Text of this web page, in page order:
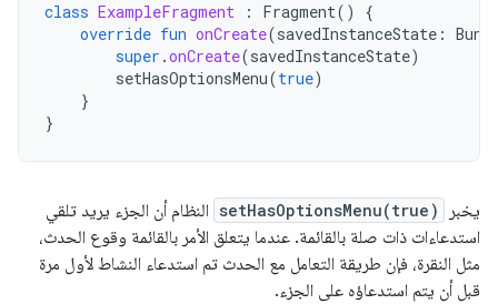
class ExampleFragment : Fragment()
{
override fun onCreate(savedInstanceState :
super .onCreate(savedInstanceState)
setHasOptionsMenu(true)
}
}
يخبر setHasOptionsMenu(true) النظام أن الجزء يريد تلقي
استدعاءات ذات صلة بالقائمة. عندما يتعلق الأمر بالقائمة وقوع الحدث،
مثل النقرة، فإن طريقة التعامل مع الحدث تم استدعاء النشاط لأول مرة
قبل أن يتم استدعاؤه على الجزء.